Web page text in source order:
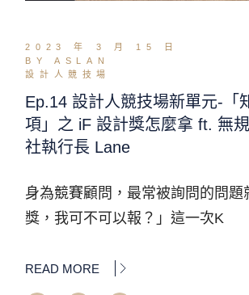
2023 年 3 月 15 日
BY ASLAN
設計人競技場
Ep.14 設計人競技場新單元-「
項」之 iF 設計獎怎麼拿 ft. 無
社執行長 Lane
身為競賽顧問，最常被詢問的問題
獎，我可不可以報？」這一次K
READ MORE